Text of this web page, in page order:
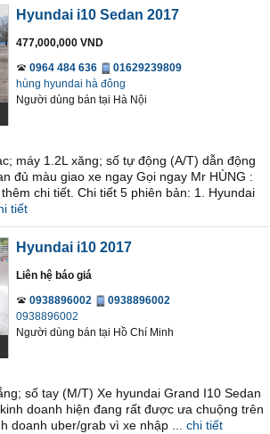
Hyundai i10 Sedan 2017
477,000,000 VND
0964 484 636
01629239809
hùng hyundai hà đông
Người dùng bán tại Hà Nội
máy 1.2L xăng; số tự động (A/T) dẫn động
đủ màu giao xe ngay Gọi ngay Mr HÙNG :
chi tiết. Chi tiết 5 phiên bản: 1. Hyundai
tiết
Hyundai i10 2017
Liên hệ báo giá
0938896002
0938896002
0938896002
Người dùng bán tại Hồ Chí Minh
số tay (M/T) Xe hyundai Grand I10 Sedan
doanh hiện đang rất được ưa chuộng trên
doanh uber/grab vì xe nhập ...
chi tiết